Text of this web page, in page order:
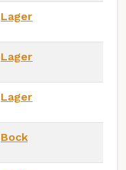
Lager
Lager
Lager
Bock